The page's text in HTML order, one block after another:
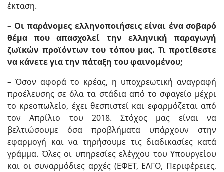
έκταση.
– Οι παράνομες ελληνοποιήσεις είναι ένα σοβαρό
θέμα που απασχολεί την ελληνική παραγωγή
ζωϊκών προϊόντων του τόπου μας. Τι προτίθεστε
να κάνετε για την πάταξη του φαινομένου;
– Όσον αφορά το κρέας, η υποχρεωτική αναγραφή
προέλευσης σε όλα τα στάδια από το σφαγείο μέχρι
το κρεοπωλείο, έχει θεσπιστεί και εφαρμόζεται από
τον Απρίλιο του 2018. Στόχος μας είναι να
βελτιώσουμε όσα προβλήματα υπάρχουν στην
εφαρμογή και να τηρήσουμε τις διαδικασίες κατά
γράμμα. Όλες οι υπηρεσίες ελέγχου του Υπουργείου
και οι συναρμόδιες αρχές (ΕΦΕΤ, ΕΛΓΟ, Περιφέρειες,